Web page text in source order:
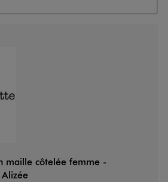
maille côtelée femme -